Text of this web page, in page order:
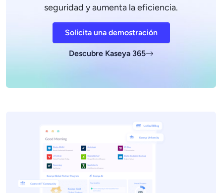
seguridad y aumenta la eficiencia.
Solicita una demostración
Descubre Kaseya 365